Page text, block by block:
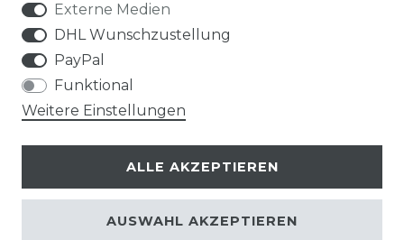
VERTRAG WIDERRUFEN
Klimaprofis GmbH & Co. KG
Design & supervision by MILLER
© Copyright 2026 | Alle Rechte vorbehalten.
Externe Medien
DHL Wunschzustellung
PayPal
Funktional
Weitere Einstellungen
ALLE AKZEPTIEREN
AUSWAHL AKZEPTIEREN